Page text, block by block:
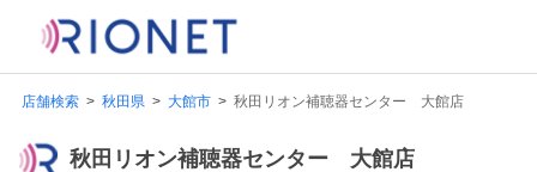
店舗検索 秋田県 大館市 秋田リオン補聴器センター 大館店
秋田リオン補聴器センター 大館店